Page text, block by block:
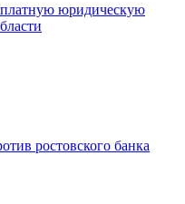
юридическую
ростовского банка